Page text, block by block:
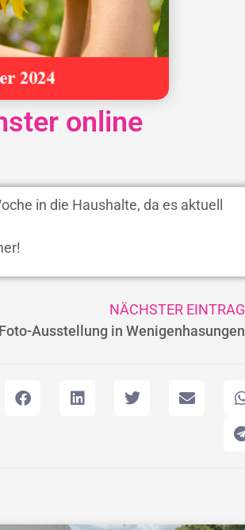
online
in die Haushalte, da es aktuell
NÄCHSTER EINTRAG
Foto-Ausstellung in Wenigenhasungen